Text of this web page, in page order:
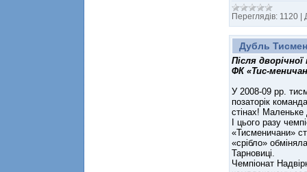
Переглядів: 1120 |
Дубль
Після
ФК «Тис-
У 2008-09 рр.
позаторік
стінах!
І цього разу
«Тисменичани»
«срібло»
Тарновиці.
Чемпіонат